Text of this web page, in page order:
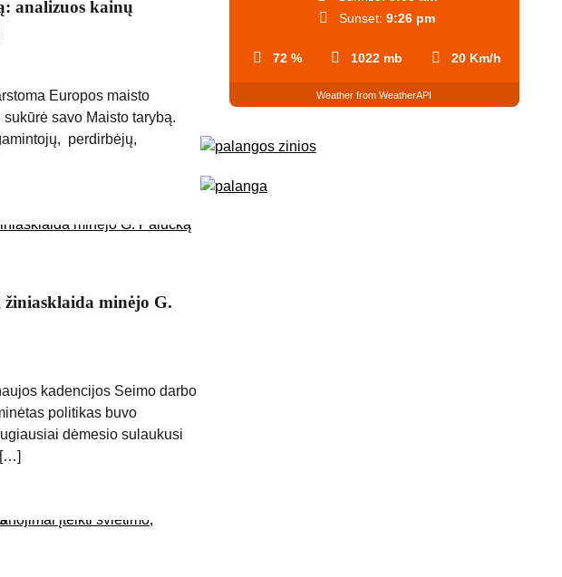
analizuos kainų
Europos maisto
savo Maisto tarybą.
perdirbėjų,
žiniasklaida minėjo G.
kadencijos Seimo darbo
politikas buvo
dėmesio sulaukusi
[…]
72 % 1022 mb 20 Km/h
Sunset: 9:26 pm
Weather from WeatherAPI